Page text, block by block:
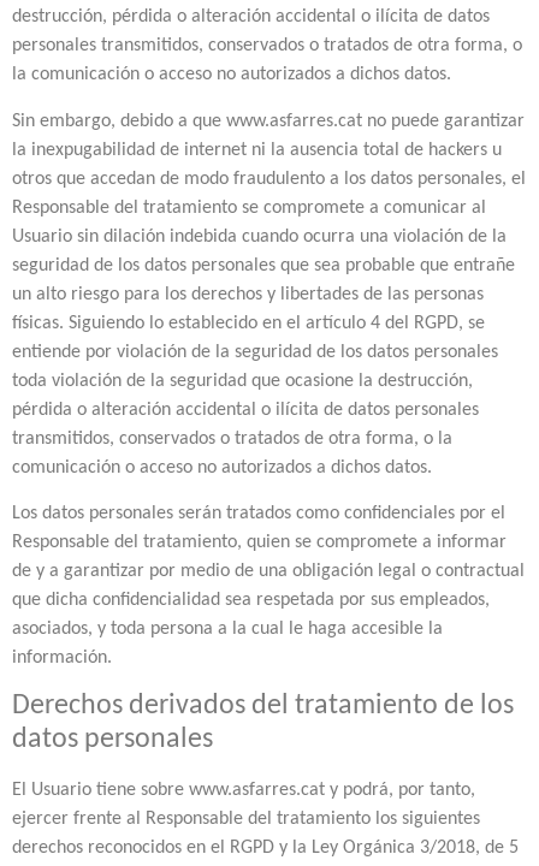
destrucción, pérdida o alteración accidental o ilícita de datos
personales transmitidos, conservados o tratados de otra forma, o
la comunicación o acceso no autorizados a dichos datos.
Sin embargo, debido a que www.asfarres.cat no puede garantizar
la inexpugabilidad de internet ni la ausencia total de hackers u
otros que accedan de modo fraudulento a los datos personales, el
Responsable del tratamiento se compromete a comunicar al
Usuario sin dilación indebida cuando ocurra una violación de la
seguridad de los datos personales que sea probable que entrañe
un alto riesgo para los derechos y libertades de las personas
físicas. Siguiendo lo establecido en el artículo 4 del RGPD, se
entiende por violación de la seguridad de los datos personales
toda violación de la seguridad que ocasione la destrucción,
pérdida o alteración accidental o ilícita de datos personales
transmitidos, conservados o tratados de otra forma, o la
comunicación o acceso no autorizados a dichos datos.
Los datos personales serán tratados como confidenciales por el
Responsable del tratamiento, quien se compromete a informar
de y a garantizar por medio de una obligación legal o contractual
que dicha confidencialidad sea respetada por sus empleados,
asociados, y toda persona a la cual le haga accesible la
información.
Derechos derivados del tratamiento de los
datos personales
El Usuario tiene sobre www.asfarres.cat y podrá, por tanto,
ejercer frente al Responsable del tratamiento los siguientes
derechos reconocidos en el RGPD y la Ley Orgánica 3/2018, de 5